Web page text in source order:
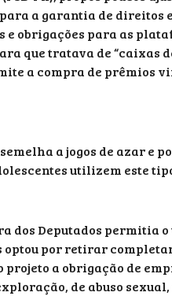
a garantia de direitos
e obrigações para as
que tratava de “caixas
a compra de prêmios
a jogos de azar e
utilizem este
dos Deputados permitia o
por retirar
projeto a obrigação de
de abuso